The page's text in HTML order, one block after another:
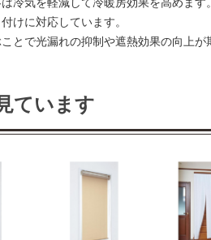
けに対応しています。
とで光漏れの抑制や遮熱効果の向上が
ています